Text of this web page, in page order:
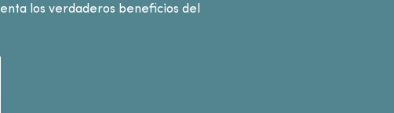
los verdaderos beneficios del